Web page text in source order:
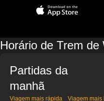
Horário de Trem
Partidas da
manhã
Viagem mais rápida Viagem mais